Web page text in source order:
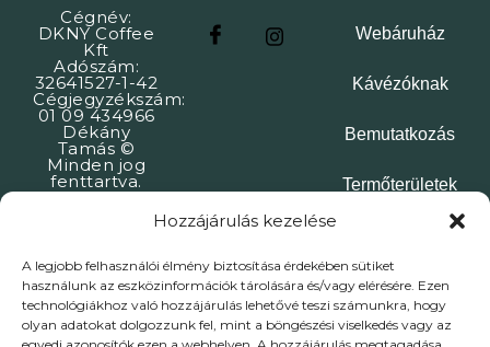
Hozzájárulás kezelése
A legjobb felhasználói élmény biztosítása érdekében sütiket
használunk az eszközinformációk tárolására és/vagy elérésére. Ezen
technológiákhoz való hozzájárulás lehetővé teszi számunkra, hogy
olyan adatokat dolgozzunk fel, mint a böngészési viselkedés vagy az
Cégnév:
DKNY Coffee
Kft
Adószám:
32641527-1-42
Cégjegyzékszám:
01 09 434966
Dékány
Tamás ©
Minden jog
fenttartva.
Webáruház
Kávézóknak
Bemutatkozás
Termőterületek
Kávéreceptek
Kapcsolat